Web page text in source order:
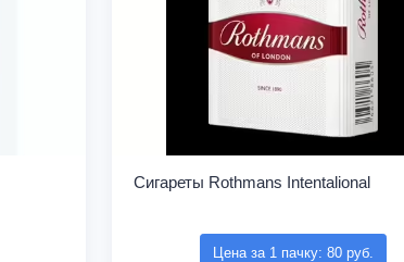
Сигареты Rothmans Intentalional
Цена за 1 пачку: 80 руб.